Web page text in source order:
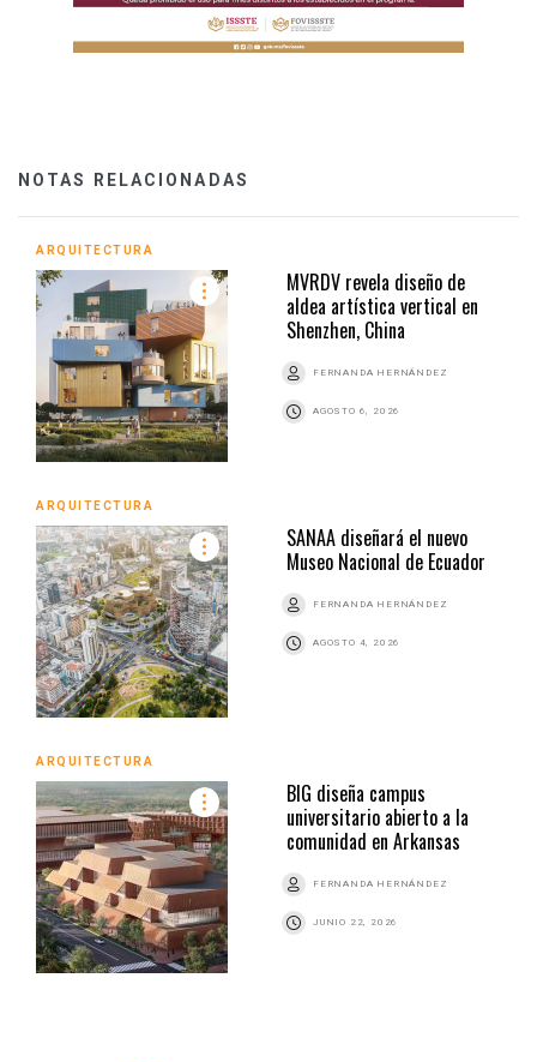
NOTAS RELACIONADAS
ARQUITECTURA
MVRDV revela diseño de
aldea artística vertical en
Shenzhen, China
FERNANDA HERNÁNDEZ
AGOSTO 6, 2026
ARQUITECTURA
SANAA diseñará el nuevo
Museo Nacional de Ecuador
FERNANDA HERNÁNDEZ
AGOSTO 4, 2026
ARQUITECTURA
BIG diseña campus
universitario abierto a la
comunidad en Arkansas
FERNANDA HERNÁNDEZ
JUNIO 22, 2026